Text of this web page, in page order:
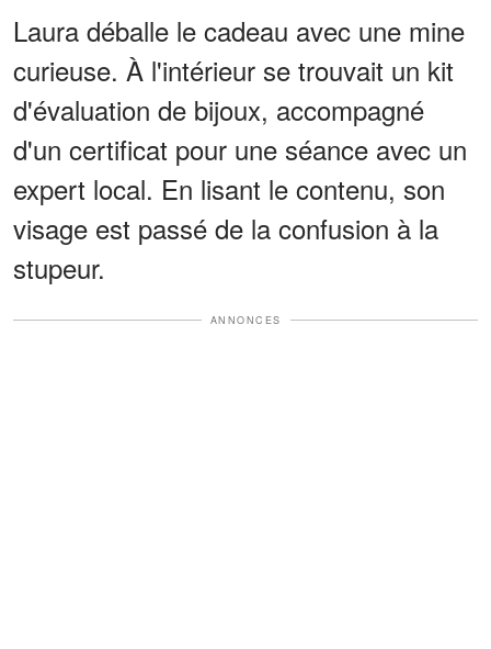
Laura déballe le cadeau avec une mine
curieuse. À l'intérieur se trouvait un kit
d'évaluation de bijoux, accompagné
d'un certificat pour une séance avec un
expert local. En lisant le contenu, son
visage est passé de la confusion à la
stupeur.
ANNONCES